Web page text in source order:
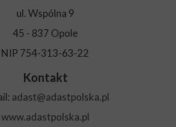
ul. Wspólna 9
45 - 837 Opole
NIP 754-313-63-22
Kontakt
adast@adastpolska.pl
www.adastpolska.pl